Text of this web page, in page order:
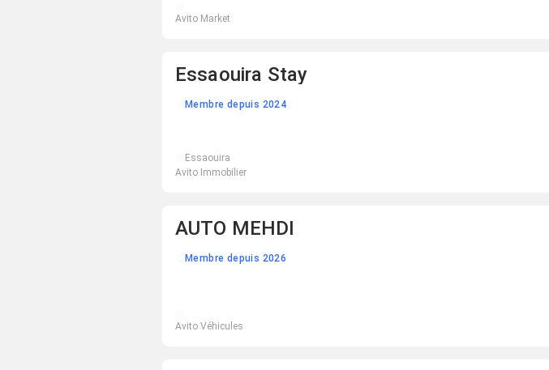
Avito Market
Essaouira Stay
Membre depuis 2024
Essaouira
Avito Immobilier
AUTO MEHDI
Membre depuis 2026
Avito Véhicules